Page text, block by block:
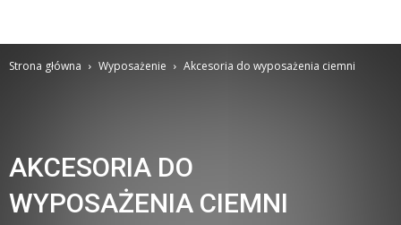
Strona główna Wyposażenie Akcesoria do wyposażenia ciemni
AKCESORIA DO
WYPOSAŻENIA CIEMNI